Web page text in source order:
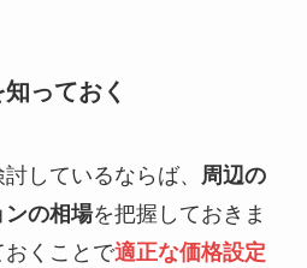
っておく
しているならば、
周辺の
ンの相場を把握しておきま
おくことで適正な価格設定